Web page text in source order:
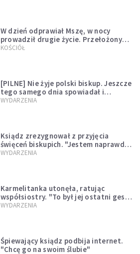
W dzień odprawiał Mszę, w nocy
prowadził drugie życie. Przełożony
kazał mu opuścić zakon
KOŚCIÓŁ
[PILNE] Nie żyje polski biskup. Jeszcze
tego samego dnia spowiadał i
sprawował Mszę świętą
WYDARZENIA
Ksiądz zrezygnował z przyjęcia
święceń biskupich. "Jestem naprawdę
niegodny"
WYDARZENIA
Karmelitanka utonęła, ratując
współsiostry. "To był jej ostatni gest
miłości"
WYDARZENIA
Śpiewający ksiądz podbija internet.
"Chcę go na swoim ślubie"